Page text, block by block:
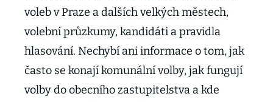
voleb v Praze a dalších velkých městech,
volební průzkumy, kandidáti a pravidla
hlasování. Nechybí ani informace o tom, jak
často se konají komunální volby, jak fungují
volby do obecního zastupitelstva a kde